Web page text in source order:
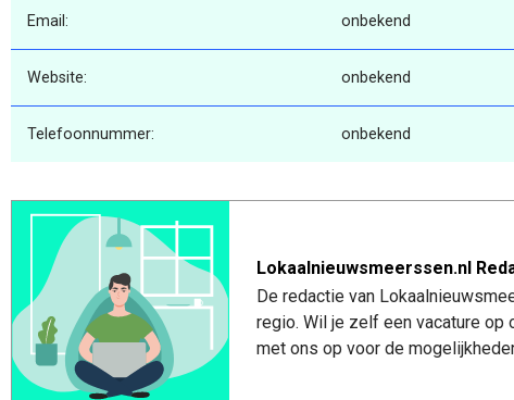
Email: onbekend
Website: onbekend
Telefoonnummer: onbekend
Lokaalnieuwsmeerssen.nl
De redactie van
regio. Wil je zelf een vacature
met ons op voor de